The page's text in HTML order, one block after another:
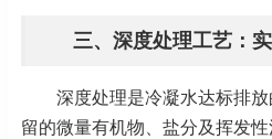
三、深度处理工艺：
深度处理是冷凝水达标排
留的微量有机物、盐分及挥发